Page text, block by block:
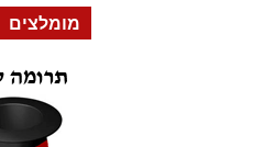
מומלצים